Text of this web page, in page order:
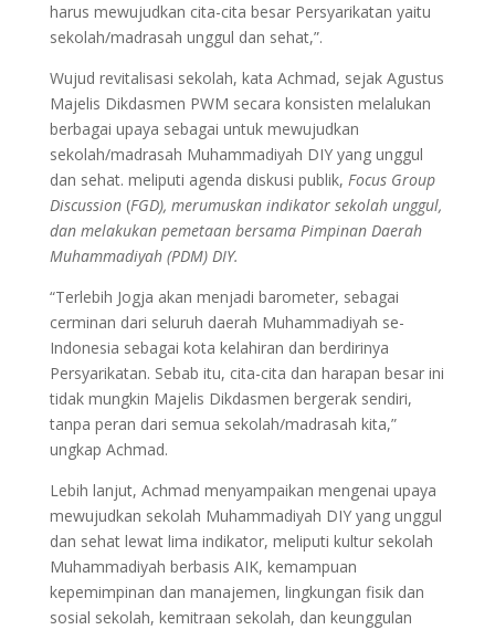
harus mewujudkan cita-cita besar Persyarikatan yaitu
sekolah/madrasah unggul dan sehat,”.
Wujud revitalisasi sekolah, kata Achmad, sejak Agustus
Majelis Dikdasmen PWM secara konsisten melalukan
berbagai upaya sebagai untuk mewujudkan
sekolah/madrasah Muhammadiyah DIY yang unggul
dan sehat. meliputi agenda diskusi publik, Focus Group
Discussion(FGD), merumuskan indikator sekolah unggul,
dan melakukan pemetaan bersama Pimpinan Daerah
Muhammadiyah (PDM) DIY.
“Terlebih Jogja akan menjadi barometer, sebagai
cerminan dari seluruh daerah Muhammadiyah se-
Indonesia sebagai kota kelahiran dan berdirinya
Persyarikatan. Sebab itu, cita-cita dan harapan besar ini
tidak mungkin Majelis Dikdasmen bergerak sendiri,
tanpa peran dari semua sekolah/madrasah kita,”
ungkap Achmad.
Lebih lanjut, Achmad menyampaikan mengenai upaya
mewujudkan sekolah Muhammadiyah DIY yang unggul
dan sehat lewat lima indikator, meliputi kultur sekolah
Muhammadiyah berbasis AIK, kemampuan
kepemimpinan dan manajemen, lingkungan fisik dan
sosial sekolah, kemitraan sekolah, dan keunggulan